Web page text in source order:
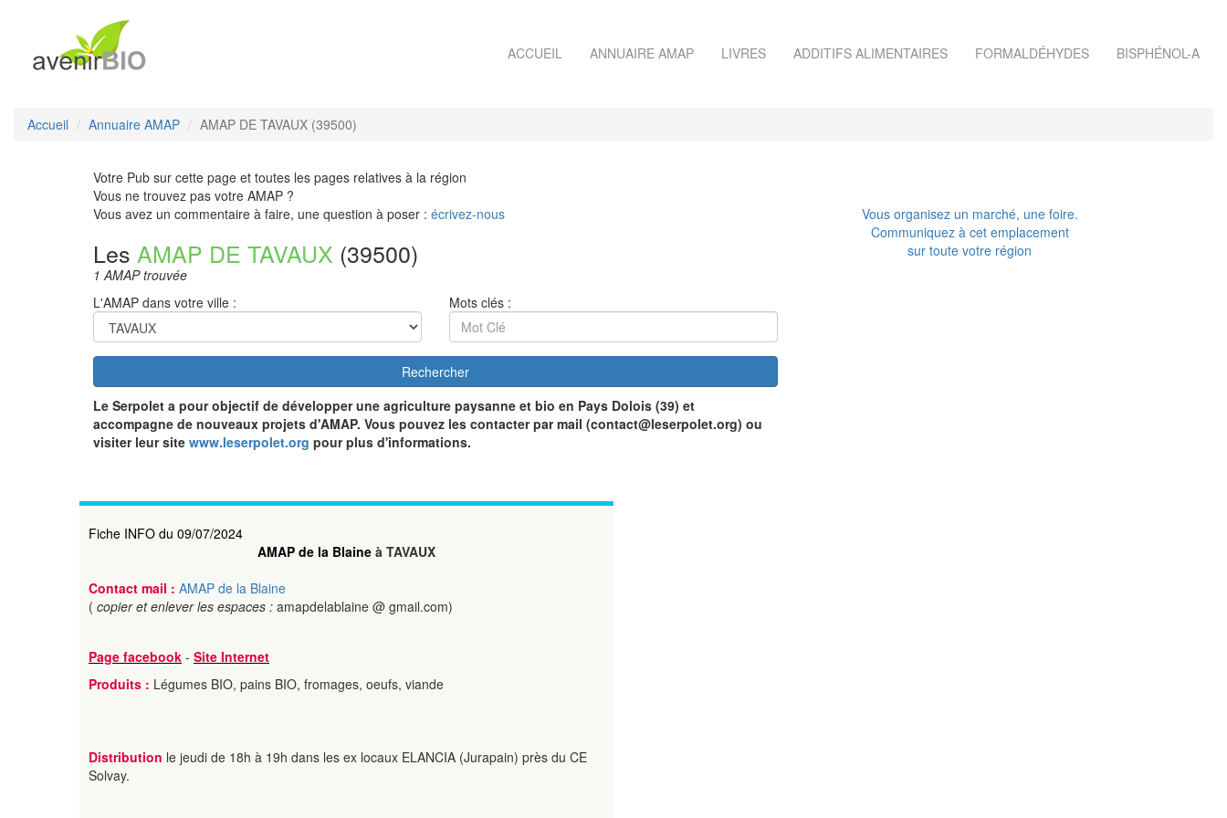
ACCUEIL ANNUAIRE AMAP LIVRES ADDITIFS ALIMENTAIRES FORMALDÉHYDES BISPHÉNOL-A
Accueil Annuaire AMAP AMAP DE TAVAUX (39500)
Votre Pub sur cette page et toutes les pages relatives à la région
Vous ne trouvez pas votre AMAP ?
Vous avez un commentaire à faire, une question à poser : écrivez-nous
Les AMAP DE TAVAUX (39500)
1 AMAP trouvée
L'AMAP dans votre ville :
Mots clés :
Rechercher
Le Serpolet a pour objectif de développer une agriculture paysanne et bio en Pays Dolois (39) et
accompagne de nouveaux projets d'AMAP. Vous pouvez les contacter par mail (contact@leserpolet.org) ou
visiter leur site www.leserpolet.org pour plus d'informations.
Vous organisez un marché, une foire.
Communiquez à cet emplacement
sur toute votre région
Fiche INFO du 09/07/2024
AMAP de la Blaine à TAVAUX
Contact mail : AMAP de la Blaine
( copier et enlever les espaces : amapdelablaine @ gmail.com)
Page facebook - Site Internet
Produits : Légumes BIO, pains BIO, fromages, oeufs, viande
Distribution le jeudi de 18h à 19h dans les ex locaux ELANCIA (Jurapain) près du CE
Solvay.